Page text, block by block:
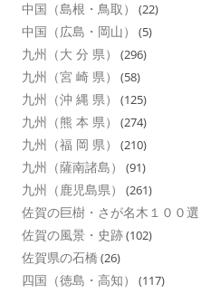
中国（島根・鳥取） (22)
中国（広島・岡山） (5)
九州（大 分 県） (296)
九州（宮 崎 県） (58)
九州（沖 縄 県） (125)
九州（熊 本 県） (274)
九州（福 岡 県） (210)
九州（薩南諸島） (91)
九州（鹿児島県） (261)
佐賀の巨樹・さが名木１００選
佐賀の風景・史跡(102)
佐賀県の石橋 (26)
四国（徳島・高知） (117)